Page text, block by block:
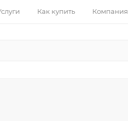
Как купить Компания